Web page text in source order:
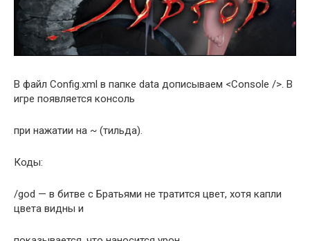
В файл Config.xml в папке data дописываем <Сonsole />. В
игре появляется консоль
при нажатии на ~ (тильда).
Коды:
/god — в битве с Братьями не тратится цвет, хотя капли
цвета видны и